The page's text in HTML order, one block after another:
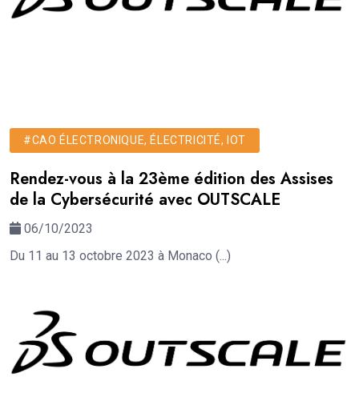
#CAO ÉLECTRONIQUE, ÉLECTRICITÉ, IOT
Rendez-vous à la 23ème édition des Assises
de la Cybersécurité avec OUTSCALE
06/10/2023
Du 11 au 13 octobre 2023 à Monaco (...)